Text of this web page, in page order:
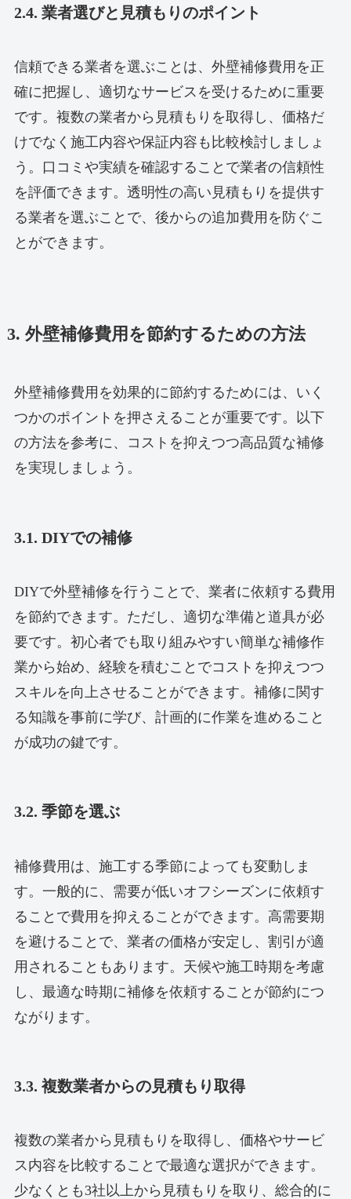
2.4. 業者選びと見積もりのポイント
信頼できる業者を選ぶことは、外壁補修費用を正
確に把握し、適切なサービスを受けるために重要
です。複数の業者から見積もりを取得し、価格だ
けでなく施工内容や保証内容も比較検討しましょ
う。口コミや実績を確認することで業者の信頼性
を評価できます。透明性の高い見積もりを提供す
る業者を選ぶことで、後からの追加費用を防ぐこ
とができます。
3. 外壁補修費用を節約するための方法
外壁補修費用を効果的に節約するためには、いく
つかのポイントを押さえることが重要です。以下
の方法を参考に、コストを抑えつつ高品質な補修
を実現しましょう。
3.1. DIYでの補修
DIYで外壁補修を行うことで、業者に依頼する費用
を節約できます。ただし、適切な準備と道具が必
要です。初心者でも取り組みやすい簡単な補修作
業から始め、経験を積むことでコストを抑えつつ
スキルを向上させることができます。補修に関す
る知識を事前に学び、計画的に作業を進めること
が成功の鍵です。
3.2. 季節を選ぶ
補修費用は、施工する季節によっても変動しま
す。一般的に、需要が低いオフシーズンに依頼す
ることで費用を抑えることができます。高需要期
を避けることで、業者の価格が安定し、割引が適
用されることもあります。天候や施工時期を考慮
し、最適な時期に補修を依頼することが節約につ
ながります。
3.3. 複数業者からの見積もり取得
複数の業者から見積もりを取得し、価格やサービ
ス内容を比較することで最適な選択ができます。
少なくとも3社以上から見積もりを取り、総合的に